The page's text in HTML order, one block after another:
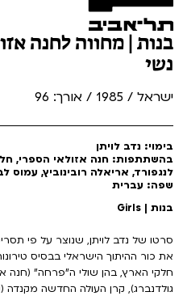
בנות | מחווה לחנה
נשי
ישראל / 1985 / אורך: 96
בימוי: נדב לויתן
בהשתתפות: חנה אזולאי הספרי, חלי
לנגפורד, אריאלה רובינוביץ, עמוס
שפה: עברית
בנות | Girls
סרטו של נדב לויתן, שנוצר על פי
את כור ההיתוך הישראלי בבסיס
חלקי הארץ, בהן שולי ה”פרחה” (חנה
גולדנברג), קרן העולה החדשה מקנדה